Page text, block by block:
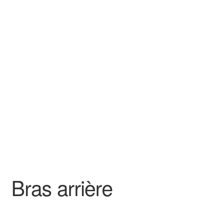
Bras arrière